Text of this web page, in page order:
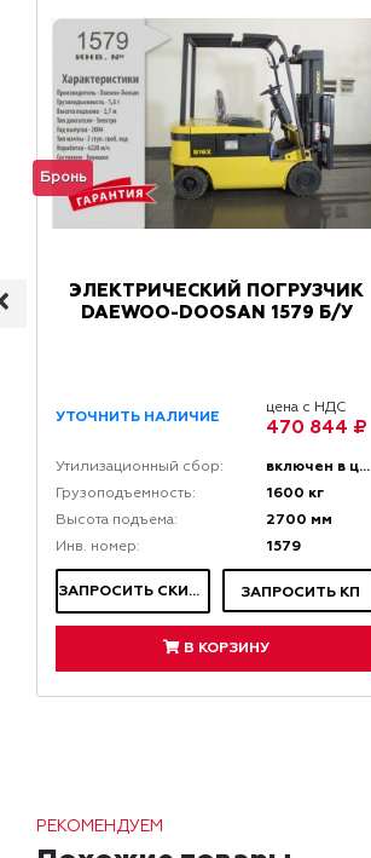
Бронь
ЭЛЕКТРИЧЕСКИЙ ПОГРУЗЧИК
DAEWOO-DOOSAN 1579 Б/У
УТОЧНИТЬ НАЛИЧИЕ
цена с НДС
470 844 ₽
Утилизационный сбор: включен в цену
Грузоподъемность: 1600 кг
Высота подъема: 2700 мм
Инв. номер: 1579
ЗАПРОСИТЬ СКИДКУ ЗАПРОСИТЬ КП
В КОРЗИНУ
РЕКОМЕНДУЕМ